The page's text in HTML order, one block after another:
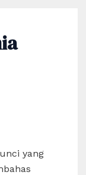
yang